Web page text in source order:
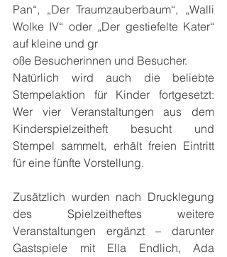
Pan“, „Der Traumzauberbaum“, „Walli
Wolke IV“ oder „Der gestiefelte Kater“
auf kleine und gr
oße Besucherinnen und Besucher.
Natürlich wird auch die beliebte
Stempelaktion für Kinder fortgesetzt:
Wer vier Veranstaltungen aus dem
Kinderspielzeitheft besucht und
Stempel sammelt, erhält freien Eintritt
für eine fünfte Vorstellung.
Zusätzlich wurden nach Drucklegung
des Spielzeitheftes weitere
Veranstaltungen ergänzt – darunter
Gastspiele mit Ella Endlich, Ada